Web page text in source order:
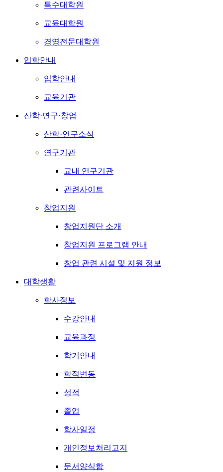
특수대학원
교육대학원
경영전문대학원
입학안내
입학안내
교육기관
산학·연구·창업
산학·연구소식
연구기관
교내 연구기관
관련사이트
창업지원
창업지원단 소개
창업지원 프로그램 안내
창업 관련 시설 및 지원 정보
대학생활
학사정보
수강안내
교육과정
학기안내
학적변동
성적
졸업
학사일정
개인정보처리고지
문서양식함